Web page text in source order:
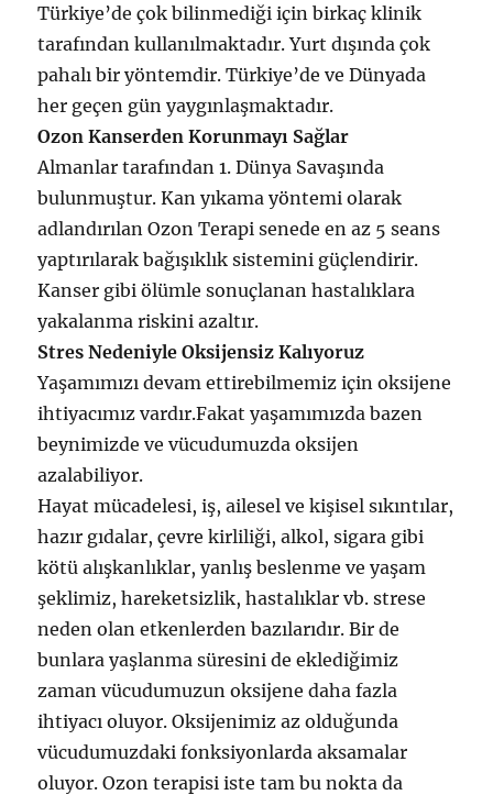
Türkiye’de çok bilinmediği için birkaç klinik
tarafından kullanılmaktadır. Yurt dışında çok
pahalı bir yöntemdir. Türkiye’de ve Dünyada
her geçen gün yaygınlaşmaktadır.
Ozon Kanserden Korunmayı Sağlar
Almanlar tarafından 1. Dünya Savaşında
bulunmuştur. Kan yıkama yöntemi olarak
adlandırılan Ozon Terapi senede en az 5 seans
yaptırılarak bağışıklık sistemini güçlendirir.
Kanser gibi ölümle sonuçlanan hastalıklara
yakalanma riskini azaltır.
Stres Nedeniyle Oksijensiz Kalıyoruz
Yaşamımızı devam ettirebilmemiz için oksijene
ihtiyacımız vardır.Fakat yaşamımızda bazen
beynimizde ve vücudumuzda oksijen
azalabiliyor.
Hayat mücadelesi, iş, ailesel ve kişisel sıkıntılar,
hazır gıdalar, çevre kirliliği, alkol, sigara gibi
kötü alışkanlıklar, yanlış beslenme ve yaşam
şeklimiz, hareketsizlik, hastalıklar vb. strese
neden olan etkenlerden bazılarıdır. Bir de
bunlara yaşlanma süresini de eklediğimiz
zaman vücudumuzun oksijene daha fazla
ihtiyacı oluyor. Oksijenimiz az olduğunda
vücudumuzdaki fonksiyonlarda aksamalar
oluyor. Ozon terapisi iste tam bu nokta da